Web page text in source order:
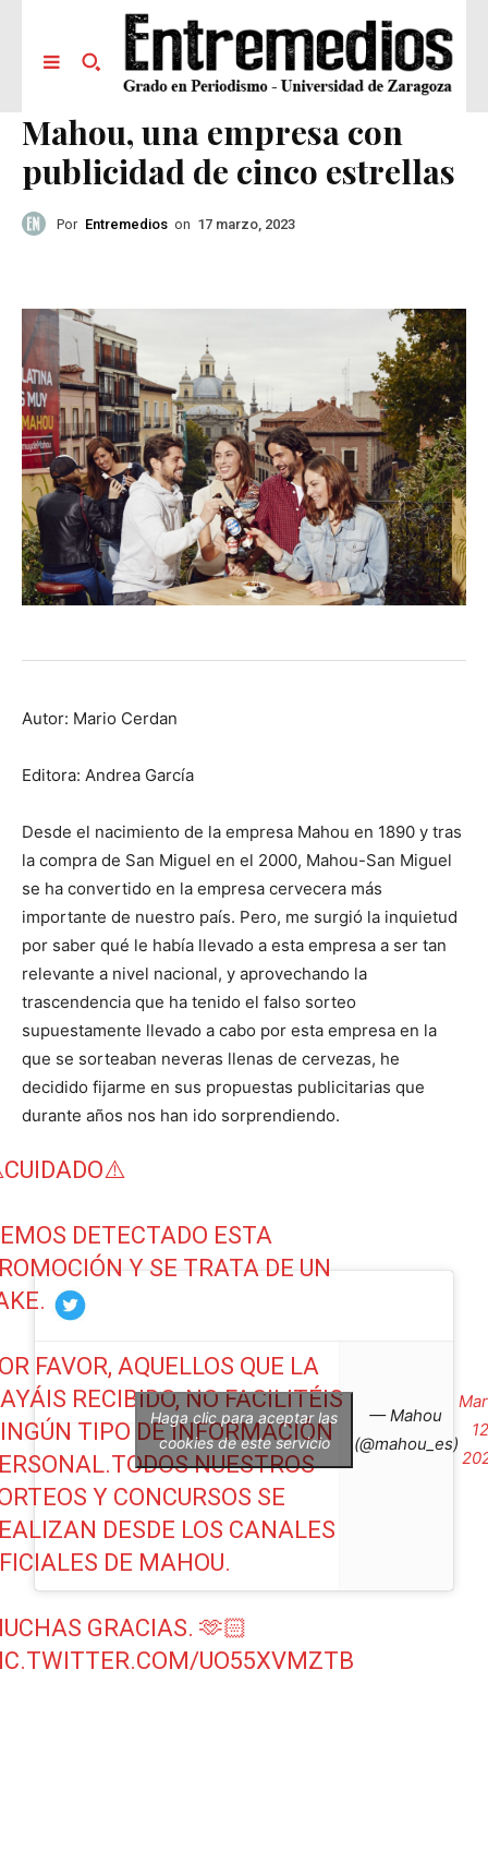
Mahou, una empresa con
publicidad de cinco estrellas
Por Entremedios on 17 marzo, 2023
Autor: Mario Cerdan
Editora: Andrea García
Desde el nacimiento de la empresa Mahou en 1890 y tras
la compra de San Miguel en el 2000, Mahou-San Miguel
se ha convertido en la empresa cervecera más
importante de nuestro país. Pero, me surgió la inquietud
por saber qué le había llevado a esta empresa a ser tan
relevante a nivel nacional, y aprovechando la
trascendencia que ha tenido el falso sorteo
supuestamente llevado a cabo por esta empresa en la
que se sorteaban neveras llenas de cervezas, he
decidido fijarme en sus propuestas publicitarias que
durante años nos han ido sorprendiendo.
DETECTADO ESTA
Y SE TRATA DE UN
FAVOR, AQUELLOS QUE LA
RECIBIDO, NO FACILITÉIS
TIPO DE INFORMACIÓN
NUESTROS
Y CONCURSOS SE
DESDE LOS CANALES
DE MAHOU.
GRACIAS. 🫶🏻
UO55XVMZTB
— Mahou
(@mahou_es)
Haga clic para aceptar las
cookies de este servicio